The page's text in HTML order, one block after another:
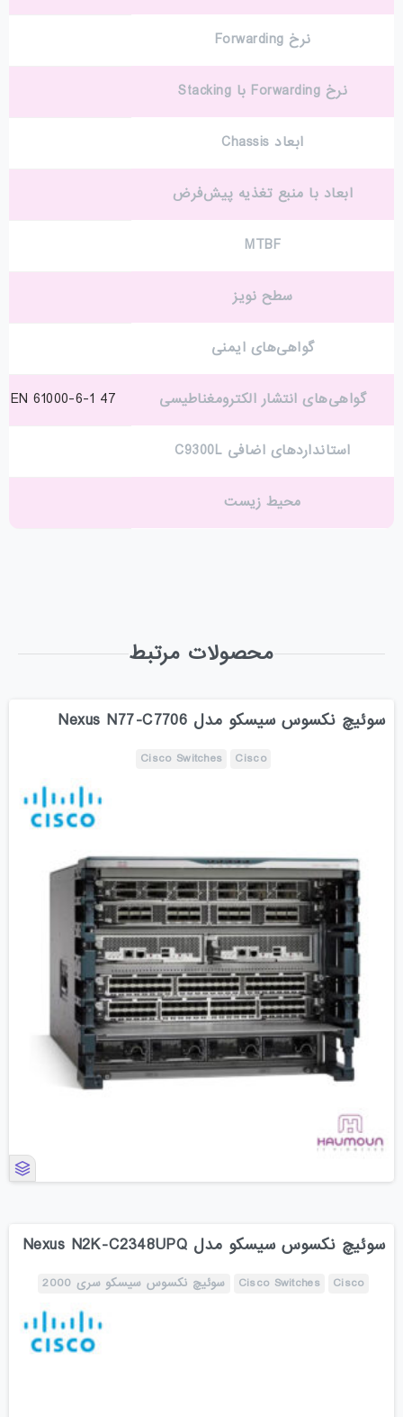
نرخ Forwarding
نرخ Forwarding با Stacking
ابعاد Chassis
ابعاد با منبع تغذیه پیش‌فرض
MTBF
سطح نویز
گواهی‌های ایمنی
گواهی‌های انتشار الکترومغناطیسی 47 CFR Part 15، CISPR22 Class A، EN 300 386 V1.6.1، EN 55022 Class A، EN 55032 Class A، CISPR 32 Class A، EN61000-3-2، EN61000-3-3، ICES-003 Class A، TCVN 7189 Class A، V-3 Class A، CISPR24، EN 300 386، EN55024، TCVN 7317، V-2/2015.04، V-3/2015.04، CNS13438، KN32، KN35، IEC 61000-6-1، EN 61000-6-1
استانداردهای اضافی C9300L
محیط زیست
محصولات مرتبط
سوئیچ نکسوس سیسکو مدل Nexus N77-C7706
Cisco
Cisco Switches
سوئیچ نکسوس سیسکو مدل Nexus N2K-C2348UPQ
Cisco
Cisco Switches سوئیچ نکسوس سیسکو سری 2000